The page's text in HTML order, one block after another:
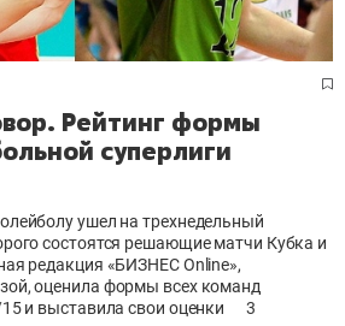
Рейтинг формы
суперлиги
ушел на трехнедельный
состоятся решающие матчи Кубка и
редакция «БИЗНЕС Online»,
оценила формы всех команд
и выставила свои оценки
3